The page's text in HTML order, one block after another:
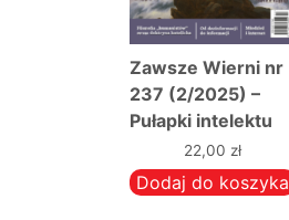
Zawsze Wierni nr
237 (2/2025) –
Pułapki intelektu
22,00 zł
Dodaj do koszyka